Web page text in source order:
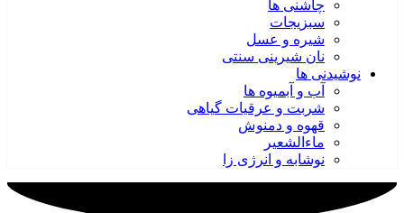
چاشنی ها
سبزیجات
شیره و عسل
نان شیرینی سنتی
نوشیدنی ها
آب و آبمیوه ها
شربت و عرقیات گیاهی
قهوه و دمنوش
ماءالشعیر
نوشابه و انرژی زا